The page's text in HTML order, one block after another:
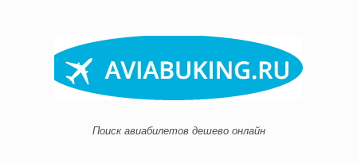
Поиск авиабилетов дешево онлайн